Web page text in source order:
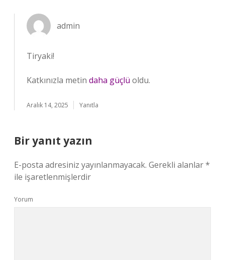
admin
Tiryaki!
Katkınızla metin daha güçlü oldu.
Aralık 14, 2025 Yanıtla
Bir yanıt yazın
E-posta adresiniz yayınlanmayacak. Gerekli alanlar*
ile işaretlenmişlerdir
Yorum